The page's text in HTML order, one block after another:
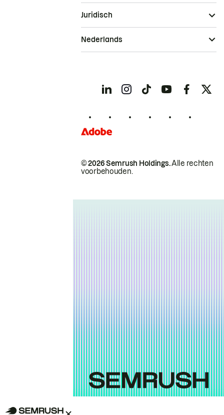
© 2026 Semrush Holdings.Alle rechten
voorbehouden.
Juridisch
Nederlands